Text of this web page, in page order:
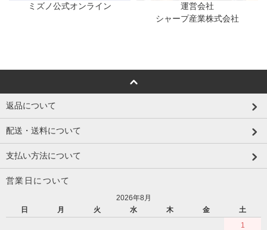
ミズノ公式オンライン
運営会社
シャープ産業株式会社
返品について
配送・送料について
支払い方法について
営業日について
2026年8月
日
月 火 水 木 金
土
1